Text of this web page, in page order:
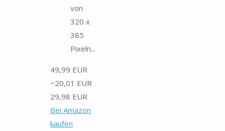
von
320 x
385
Pixeln...
49,99 EUR
−20,01 EUR
29,98 EUR
Bei Amazon
kaufen